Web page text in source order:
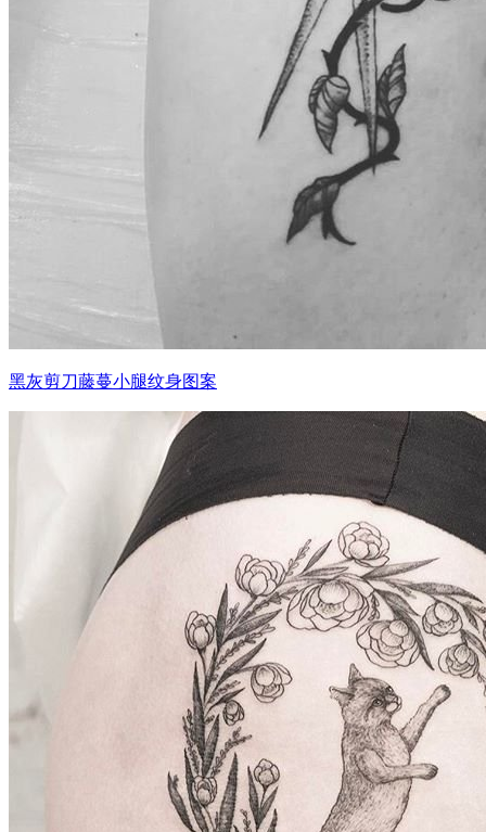
黑灰剪刀藤蔓小腿纹身图案